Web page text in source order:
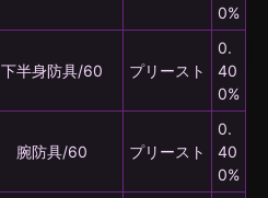
0%
下半身防具/60 プリースト
0.
40
0%
腕防具/60 プリースト
0.
40
0%